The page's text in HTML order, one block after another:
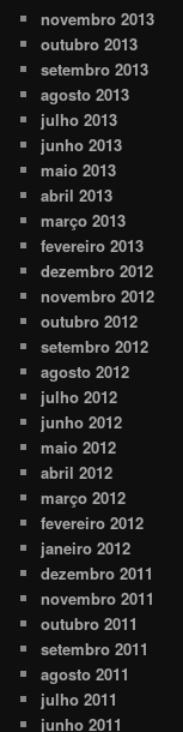
novembro 2013
outubro 2013
setembro 2013
agosto 2013
julho 2013
junho 2013
maio 2013
abril 2013
março 2013
fevereiro 2013
dezembro 2012
novembro 2012
outubro 2012
setembro 2012
agosto 2012
julho 2012
junho 2012
maio 2012
abril 2012
março 2012
fevereiro 2012
janeiro 2012
dezembro 2011
novembro 2011
outubro 2011
setembro 2011
agosto 2011
julho 2011
junho 2011